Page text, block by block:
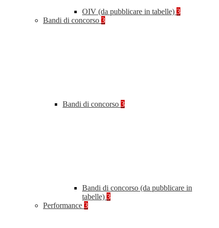
OIV (da pubblicare in tabelle) 3
Bandi di concorso 3
Bandi di concorso 3
Bandi di concorso (da pubblicare in
tabelle) 3
Performance 3